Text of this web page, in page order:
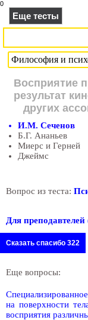
0
Еще тесты
Восприятие
результат
других
И.М. Сеченов
Б.Г. Ананьев
Миерс и Герней
Джеймс
Вопрос из теста:
Для
Сказать спасибо 322
Еще вопросы:
на поверхности
восприятия